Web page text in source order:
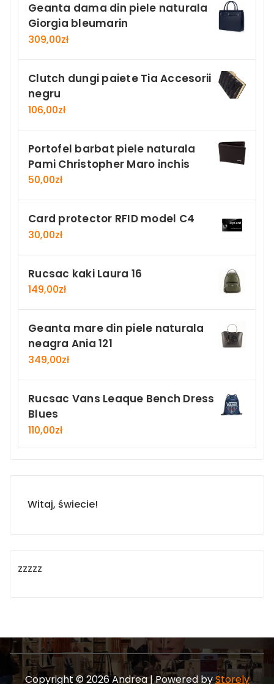
Geanta dama din piele naturala
Giorgia bleumarin
309,00zł
Clutch dungi paiete Tia Accesorii
negru
106,00zł
Portofel barbat piele naturala
Pami Christopher Maro inchis
50,00zł
Card protector RFID model C4
30,00zł
Rucsac kaki Laura 16
149,00zł
Geanta mare din piele naturala
neagra Ania 121
349,00zł
Rucsac Vans Leaque Bench Dress
Blues
110,00zł
Witaj, świecie!
zzzzz
Copyright © 2026 Andrea | Powered byStorely